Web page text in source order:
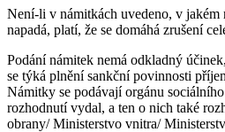
Není-li v námitkách uvedeno, v jakém
napadá, platí, že se domáhá zrušení
Podání námitek nemá odkladný
se týká plnění sankční povinnosti
Námitky se podávají orgánu
rozhodnutí vydal, a ten o nich také
obrany/ Ministerstvo vnitra/